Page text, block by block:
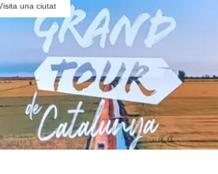
una ciutat